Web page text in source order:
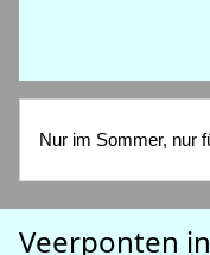
Nur im Sommer, nur
Veerponten